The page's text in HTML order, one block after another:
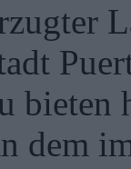
bieten
dem